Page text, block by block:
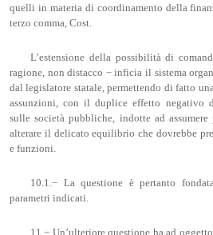
quelli in materia di coordinamento della
terzo comma, Cost.
L’estensione della possibilità di
ragione, non distacco − inficia il sistema
dal legislatore statale, permettendo di fatto
assunzioni, con il duplice effetto negativo
sulle società pubbliche, indotte ad assumere
alterare il delicato equilibrio che dovrebbe
e funzioni.
10.1.− La questione è pertanto
parametri indicati.
11.− Un’ulteriore questione ha ad